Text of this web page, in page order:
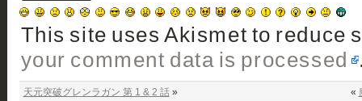
This site uses Akismet to reduce
your comment data is processed
天元突破グレンラガン 第 1 & 2 話» «